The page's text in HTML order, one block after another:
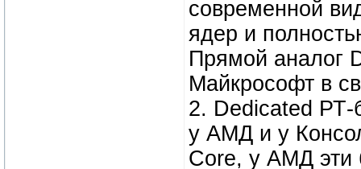
современной
ядер и
Прямой аналог
Майкрософт в
2. Dedicated РТ-
у АМД и у
Core, у АМД эти